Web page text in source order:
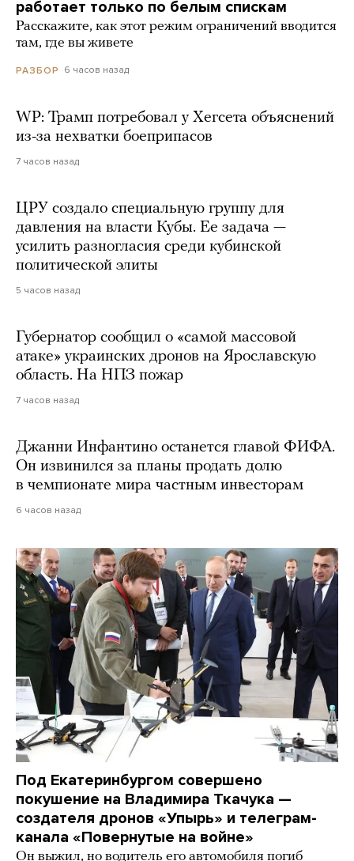
работает только по белым спискам
Расскажите, как этот режим ограничений вводится
там, где вы живете
РАЗБОР 6 часов назад
WP: Трамп потребовал у Хегсета объяснений
из-за нехватки боеприпасов
7 часов назад
ЦРУ создало специальную группу для
давления на власти Кубы. Ее задача —
усилить разногласия среди кубинской
политической элиты
5 часов назад
Губернатор сообщил о «самой массовой
атаке» украинских дронов на Ярославскую
область. На НПЗ пожар
7 часов назад
Джанни Инфантино останется главой ФИФА.
Он извинился за планы продать долю
в чемпионате мира частным инвесторам
6 часов назад
Под Екатеринбургом совершено
покушение на Владимира Ткачука —
создателя дронов «Упырь» и телеграм-
канала «Повернутые на войне»
Он выжил, но водитель его автомобиля погиб